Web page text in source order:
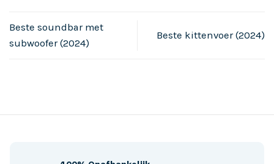
Beste soundbar met
subwoofer (2024)
Beste kittenvoer (2024)